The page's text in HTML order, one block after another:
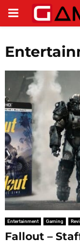
PRIMARY
Entertainment Gaming
Fallout –